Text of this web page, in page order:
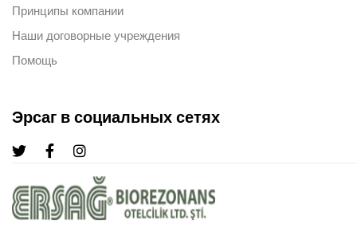
Принципы компании
Наши договорные учреждения
Помощь
Эрсаг в социальных сетях